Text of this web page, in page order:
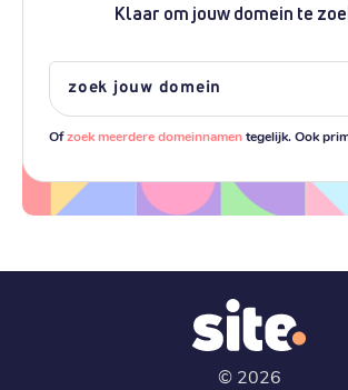
Klaar om jouw domein te
Ofzoek meerdere domeinnamentegelijk. Ook
© 2026